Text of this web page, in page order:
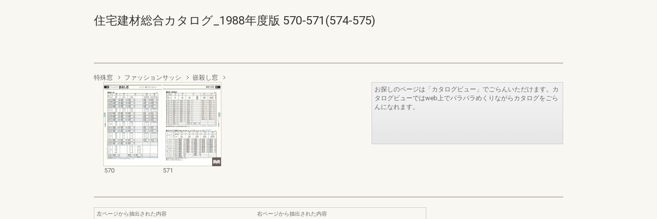
住宅建材総合カタログ_1988年度版 570-571(574-575)
特殊窓 ファッションサッシ 嵌殺し窓
570 571
お探しのページは「カタログビュー」でごらんいただけます。カ
タログビューではweb上でパラパラめくりながらカタログをごら
んになれます。
左ページから抽出された内容
右ページから抽出された内容